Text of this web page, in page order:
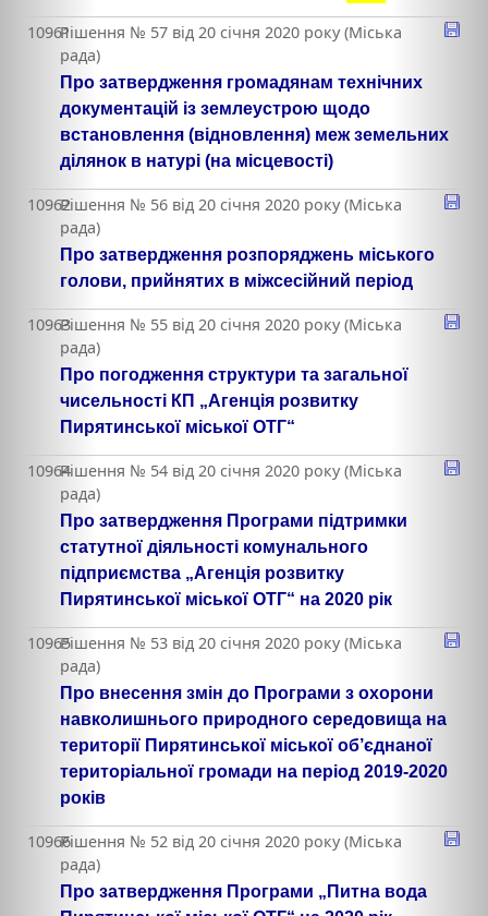
10961Рішення № 57 від 20 січня 2020 року (Міська
рада)
Про затвердження громадянам технічних
документацій із землеустрою щодо
встановлення (відновлення) меж земельних
ділянок в натурі (на місцевості)
10962Рішення № 56 від 20 січня 2020 року (Міська
рада)
Про затвердження розпоряджень міського
голови, прийнятих в міжсесійний період
10963Рішення № 55 від 20 січня 2020 року (Міська
рада)
Про погодження структури та загальної
чисельності КП „Агенція розвитку
Пирятинської міської ОТГ“
10964Рішення № 54 від 20 січня 2020 року (Міська
рада)
Про затвердження Програми підтримки
статутної діяльності комунального
підприємства „Агенція розвитку
Пирятинської міської ОТГ“ на 2020 рік
10965Рішення № 53 від 20 січня 2020 року (Міська
рада)
Про внесення змін до Програми з охорони
навколишнього природного середовища на
території Пирятинської міської об’єднаної
територіальної громади на період 2019-2020
років
10966Рішення № 52 від 20 січня 2020 року (Міська
рада)
Про затвердження Програми „Питна вода